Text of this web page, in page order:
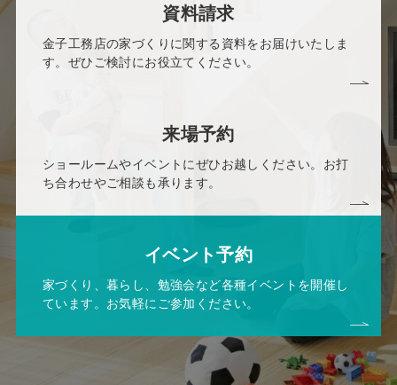
資料請求
金子工務店の家づくりに関する資料をお届けいたしま
す。ぜひご検討にお役立てください。
来場予約
ショールームやイベントにぜひお越しください。お打
ち合わせやご相談も承ります。
イベント予約
家づくり、暮らし、勉強会など各種イベントを開催し
ています。お気軽にご参加ください。